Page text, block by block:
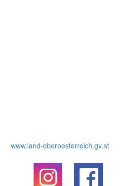
www.land-oberoesterreich.gv.at